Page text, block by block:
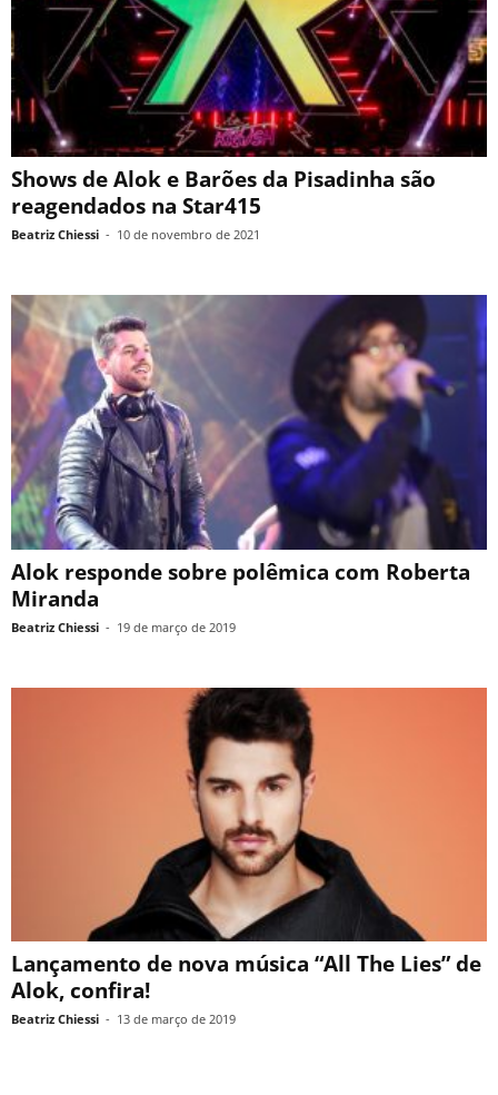
Shows de Alok e Barões da Pisadinha são
reagendados na Star415
Beatriz Chiessi - 10 de novembro de 2021
Alok responde sobre polêmica com Roberta
Miranda
Beatriz Chiessi - 19 de março de 2019
Lançamento de nova música “All The Lies” de
Alok, confira!
Beatriz Chiessi - 13 de março de 2019